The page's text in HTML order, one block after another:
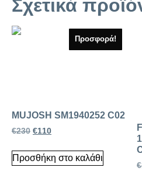
Σχετικά
Προσφορά!
MUJOSH SM1940252 C02
€230 €110
Προσθήκη στο καλάθι
€